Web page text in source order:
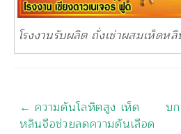
โรงงานรับผลิต ถั่งเช่าผสมเห็ดห
← ความดันโลหิตสูง เห็ด
หลินจือช่วยลดความดันเลือด
บ